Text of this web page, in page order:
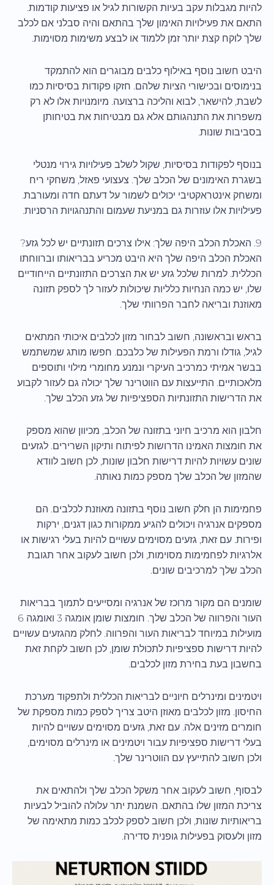
להיות מגבלות עקב בעיות הקשורות לגיל או פציעות קודמות.
התאם את פעילויות האימון שלך בהתאם והיה סבלני אם לכלב
שלך לוקח קצת יותר זמן ללמוד או לבצע משימות מסוימות.
היבט חשוב נוסף באילוף כלבים מבוגרים הוא להתמקד
בנימוסים ובכישורי הציות שלהם. חזקו פקודות בסיסיות כמו
לשבת, להישאר, לבוא והליכה ברצועה. מיומנויות אלו לא רק
משפרות את התנהגותם אלא גם מבטיחות את בטיחותן
בסביבות שונות.
בנוסף לפקודות בסיסיות, שקול לשלב פעילויות גירוי מנטלי
בשגרת האימונים של הכלב שלך. צעצועי פאזל, משחקי ריח
ומשחק אינטראקטיבי יכולים לשמור על דעתם חדה ומעורבת.
פעילויות אלו עוזרות גם במניעת שעמום והתנהגויות הרסניות.
9. האכלת הכלב היפה שלך: אילו צרכים תזונתיים יש לכל גזע?
האכלת הכלב היפה שלך היא היבט מכריע בבריאותו וברווחתו
הכללית. למרות שלכל גזע יש את הצרכים התזונתיים הייחודיים
שלו, יש כמה הנחיות כלליות שיכולות לעזור לך לספק תזונה
מאוזנת ובריאה לחבר הפרוותי שלך.
בראש ובראשונה, חשוב לבחור מזון לכלבים איכותי המתאים
לגיל, גודלו ורמת הפעילות של כלבכם. חפשו מותג שמשתמש
בבשר אמיתי כמרכיב העיקרי ונמנע מחומרי מילוי ותוספים
מלאכותיים. התייעצות עם הווטרינר שלך יכולה גם לעזור לקבוע
את הדרישות התזונתיות הספציפיות של גזע הכלב שלך.
חלבון הוא מרכיב חיוני בתזונה של הכלב, מכיוון שהוא מספק
את חומצות האמינו הדרושות לפיתוח ותיקון השרירים. לגזעים
שונים עשויות להיות דרישות חלבון שונות, לכן חשוב לוודא
שהמזון של הכלב שלך מספק כמות נאותה.
פחמימות הן חלק חשוב נוסף בתזונה מאוזנת לכלבים. הם
מספקים אנרגיה ויכולים להגיע ממקורות כגון דגנים, ירקות
ופירות. עם זאת, גזעים מסוימים עשויים להיות בעלי רגישות או
אלרגיות לפחמימות מסוימות, ולכן חשוב לעקוב אחר תגובת
הכלב שלך למרכיבים שונים.
שומנים הם מקור מרוכז של אנרגיה ומסייעים לתמוך בבריאות
העור והפרווה של הכלב שלך. חומצות שומן אומגה 3 ואומגה 6
מועילות במיוחד לבריאות העור והפרווה. לחלק מהגזעים עשויים
להיות דרישות ספציפיות לתכולת שומן, לכן חשוב לקחת זאת
בחשבון בעת בחירת מזון לכלבים.
ויטמינים ומינרלים חיוניים לבריאות הכללית ולתפקוד מערכת
החיסון. מזון לכלבים מאוזן היטב צריך לספק כמות מספקת של
חומרים מזינים אלה. עם זאת, גזעים מסוימים עשויים להיות
בעלי דרישות ספציפיות עבור ויטמינים או מינרלים מסוימים,
ולכן חשוב להתייעץ עם הווטרינר שלך.
לבסוף, חשוב לעקוב אחר משקל הכלב שלך ולהתאים את
צריכת המזון שלו בהתאם. השמנת יתר עלולה להוביל לבעיות
בריאותיות שונות, ולכן חשוב לספק לכלב כמות מתאימה של
מזון ולעסוק בפעילות גופנית סדירה.